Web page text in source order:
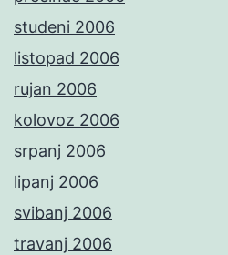
studeni 2006
listopad 2006
rujan 2006
kolovoz 2006
srpanj 2006
lipanj 2006
svibanj 2006
travanj 2006